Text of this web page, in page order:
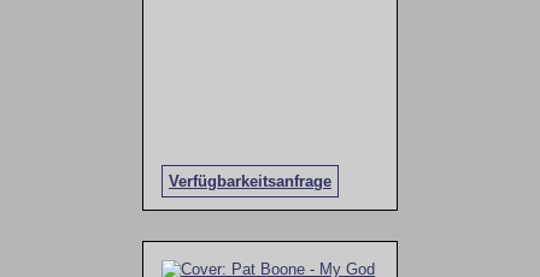
Verfügbarkeitsanfrage